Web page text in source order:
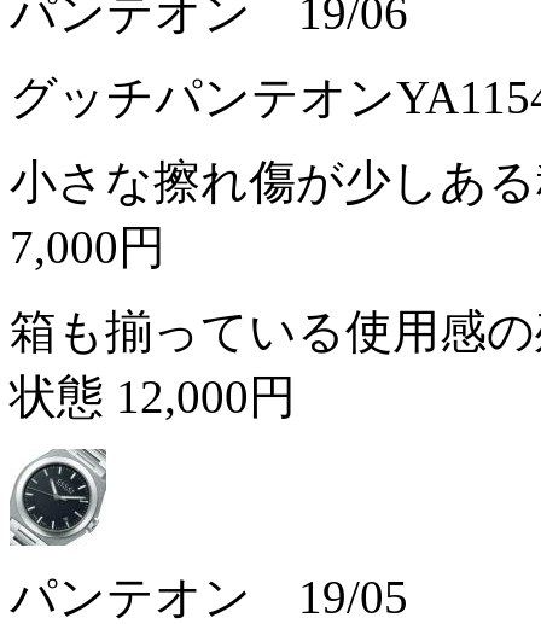
パンテオン 19/06
グッチパンテオン
小さな擦れ傷が少しあ
7,000円
箱も揃っている使用感
状態 12,000円
パンテオン 19/05